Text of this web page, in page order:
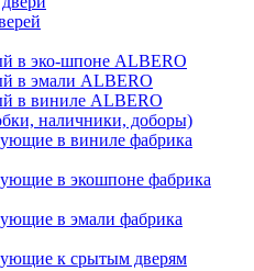
в эко-шпоне ALBERO
в эмали ALBERO
в виниле ALBERO
наличники, доборы)
в виниле фабрика
в экошпоне фабрика
в эмали фабрика
к срытым дверям